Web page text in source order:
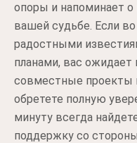
опоры и напоминает
вашей судьбе. Если
радостными
планами, вас ожидает
совместные проекты
обретете полную
минуту всегда
поддержку со